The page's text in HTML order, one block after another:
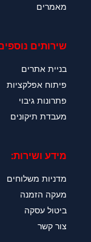
מאמרים
שירותים
בניית אתרים
פיתוח אפלקציות
פתרונות גיבוי
מעבדת תיקונים
מידע ושירות:
מדניות משלוחים
מעקה הזמנה
ביטול עסקה
צור קשר